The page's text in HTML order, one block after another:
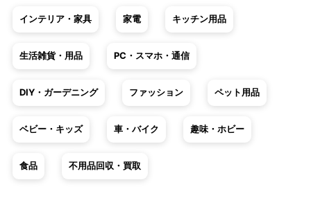
インテリア・家具 家電 キッチン用品
生活雑貨・用品 PC・スマホ・通信
DIY・ガーデニング ファッション ペット用品
ベビー・キッズ 車・バイク 趣味・ホビー
食品 不用品回収・買取